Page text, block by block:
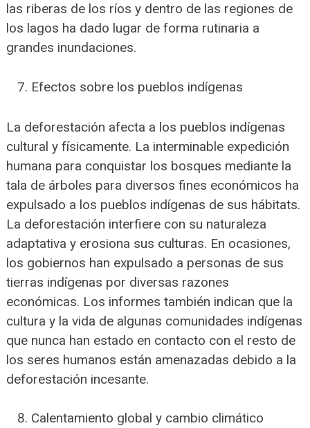
las riberas de los ríos y dentro de las regiones de
los lagos ha dado lugar de forma rutinaria a
grandes inundaciones.
Efectos sobre los pueblos indígenas
La deforestación afecta a los pueblos indígenas
cultural y físicamente. La interminable expedición
humana para conquistar los bosques mediante la
tala de árboles para diversos fines económicos ha
expulsado a los pueblos indígenas de sus hábitats.
La deforestación interfiere con su naturaleza
adaptativa y erosiona sus culturas. En ocasiones,
los gobiernos han expulsado a personas de sus
tierras indígenas por diversas razones
económicas. Los informes también indican que la
cultura y la vida de algunas comunidades indígenas
que nunca han estado en contacto con el resto de
los seres humanos están amenazadas debido a la
deforestación incesante.
Calentamiento global y cambio climático